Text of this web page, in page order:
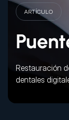
ARTÍCULO
Restauración
dentales